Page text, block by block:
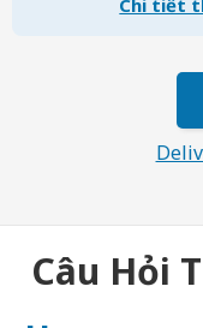
Câu Hỏi